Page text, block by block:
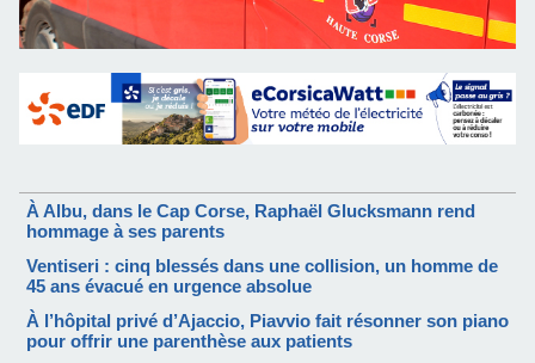
À Albu, dans le Cap Corse, Raphaël Glucksmann rend
hommage à ses parents
Ventiseri : cinq blessés dans une collision, un homme de
45 ans évacué en urgence absolue
À l’hôpital privé d’Ajaccio, Piavvio fait résonner son piano
pour offrir une parenthèse aux patients